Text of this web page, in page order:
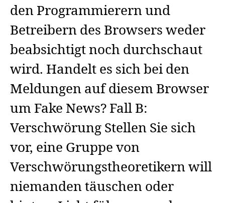
den Programmierern und
Betreibern des Browsers weder
beabsichtigt noch durchschaut
wird. Handelt es sich bei den
Meldungen auf diesem Browser
um Fake News? Fall B:
Verschwörung Stellen Sie sich
vor, eine Gruppe von
Verschwörungstheoretikern will
niemanden täuschen oder